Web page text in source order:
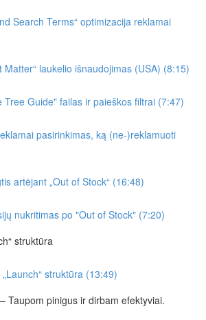
Search Terms“ optimizacija reklamai
Matter“ laukelio išnaudojimas (USA) (8:15)
Tree Guide" failas ir paieškos filtrai (7:47)
pasirinkimas, ką (ne-)reklamuoti
artėjant „Out of Stock“ (16:48)
nukritimas po "Out of Stock" (7:20)
struktūra
struktūra (13:49)
Taupom pinigus ir dirbam efektyviai.